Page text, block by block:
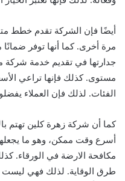
أيضًا فإن الشركة تقدم خطط
مرة أخرى. كما أنها توفر ضمانًا
جدارتها في تقديم خدمة شركة
مستوى. كذلك فإنها تراعي
الفئات. لذلك فإن العملاء
كما أن شركة زهرة كلين تهتم
أسرع وقت ممكن، وهو ما
مكافحة الارضة في الورقاء.
طرق الوقاية. لذلك فهي